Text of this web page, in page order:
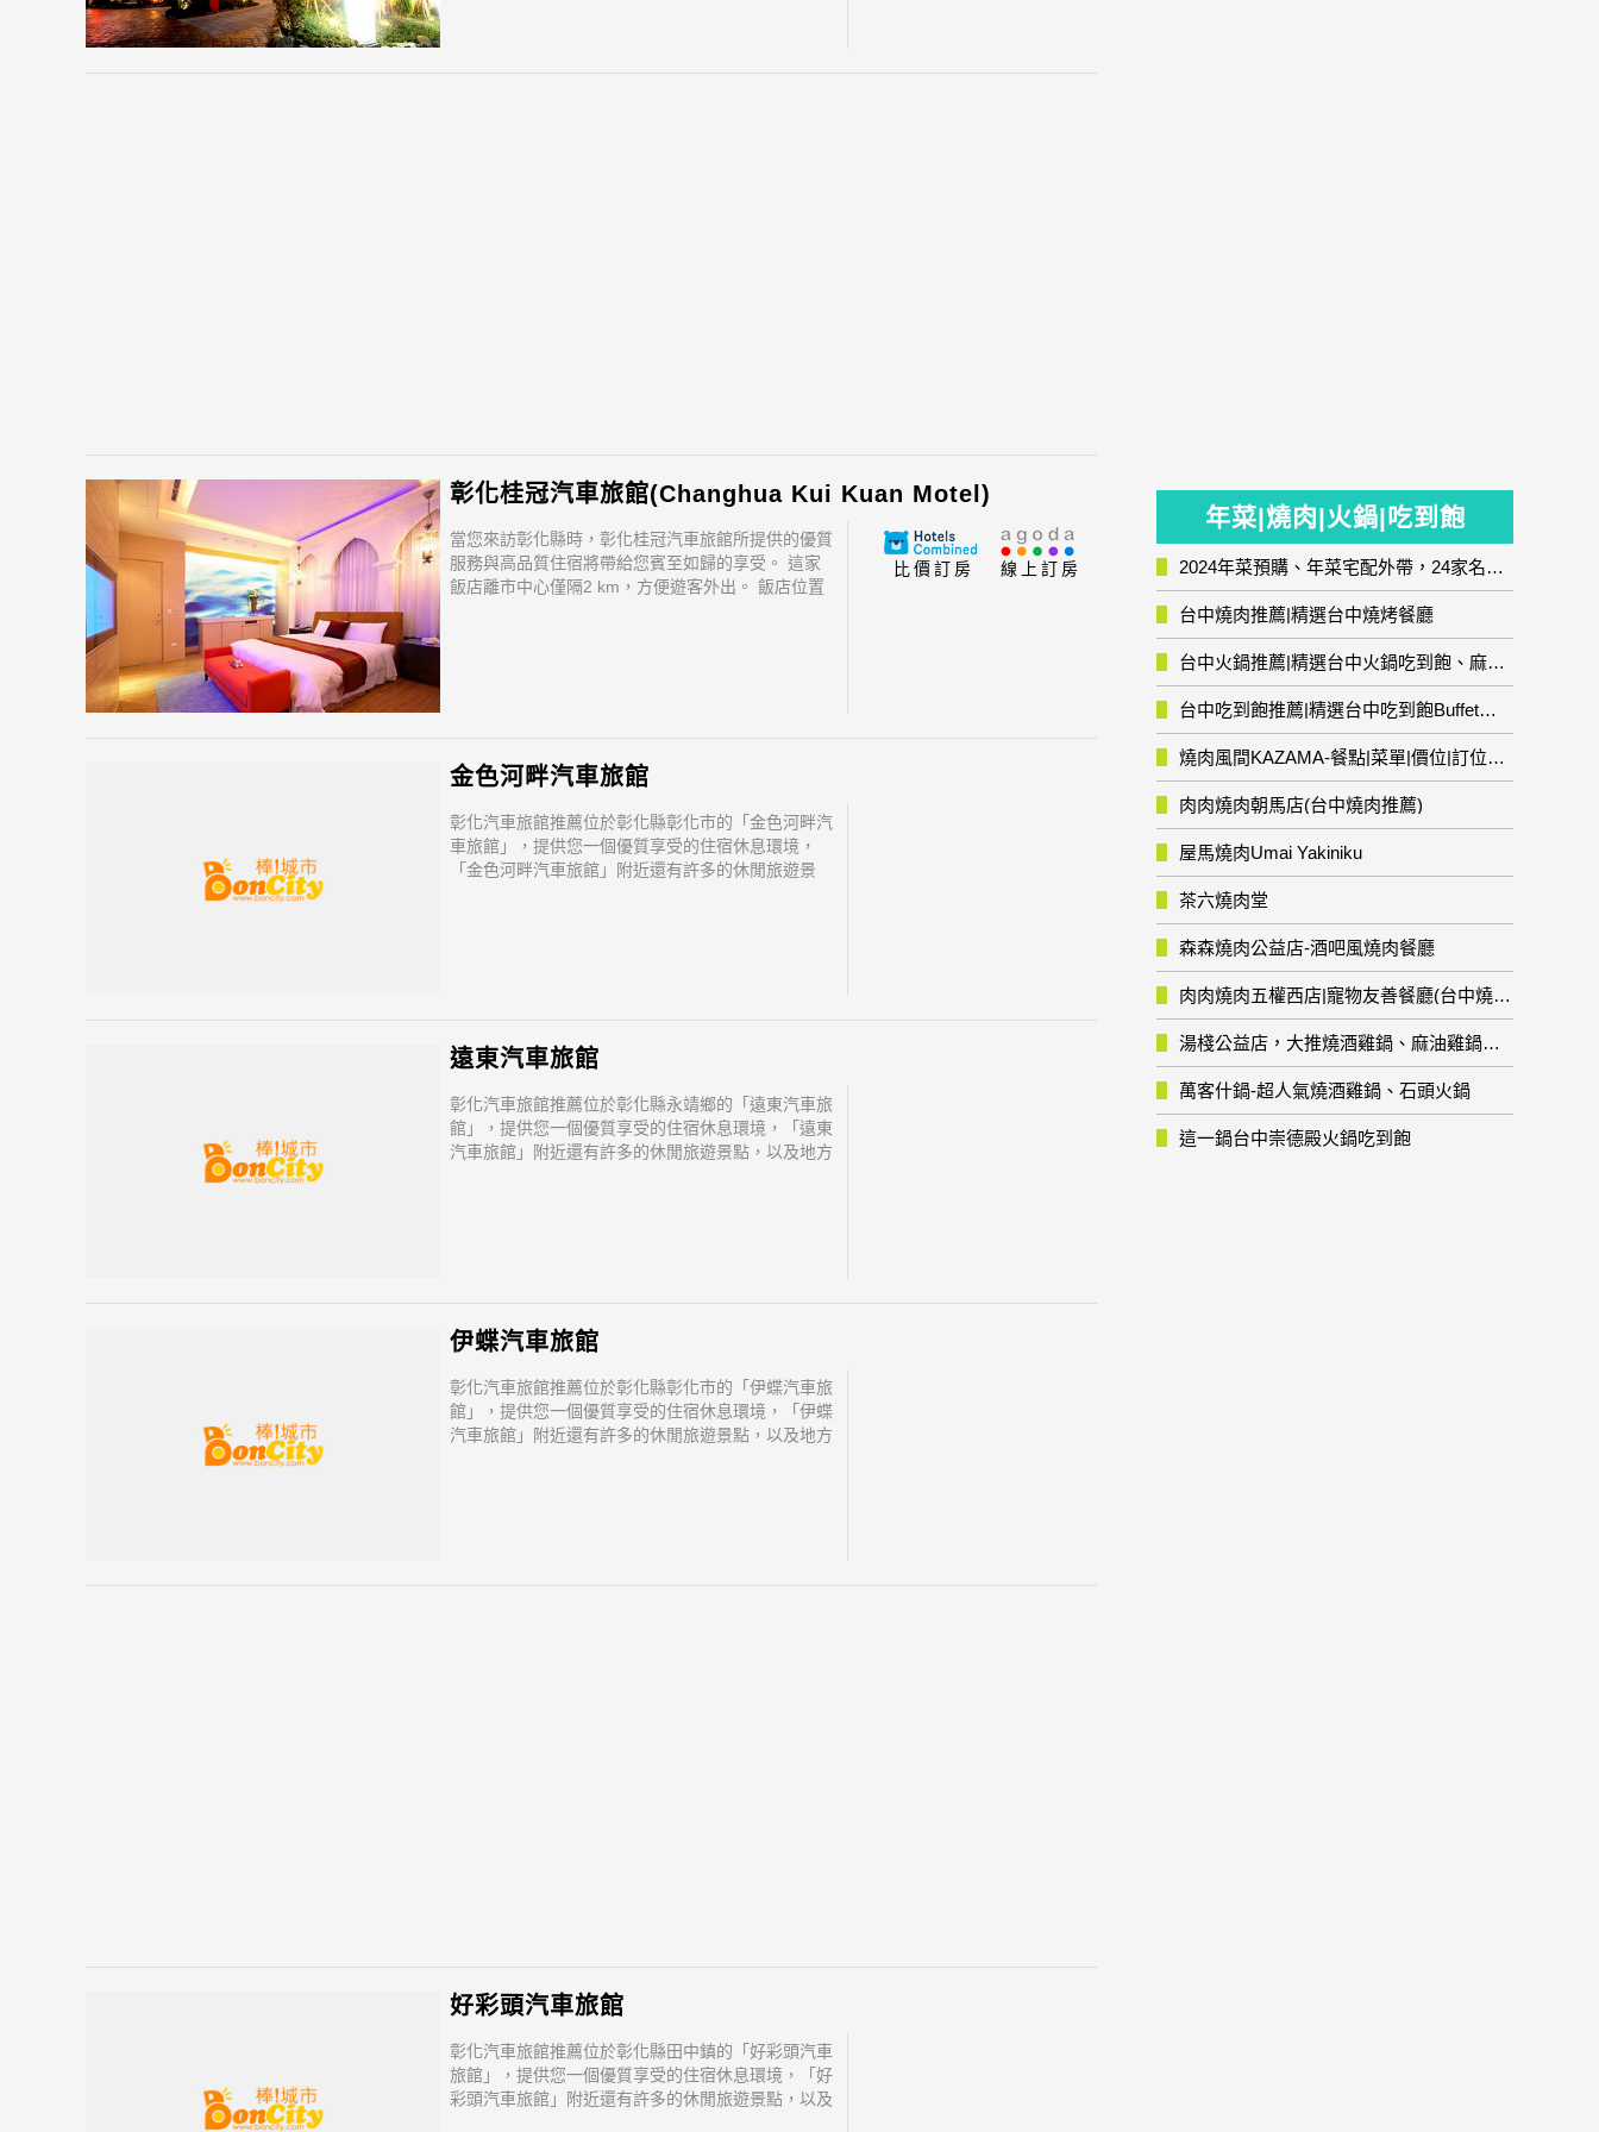
彰化桂冠汽車旅館(Changhua Kui Kuan Motel)
當您來訪彰化縣時，彰化桂冠汽車旅館所提供的優質
服務與高品質住宿將帶給您賓至如歸的享受。 這家
飯店離市中心僅隔2 km，方便遊客外出。 飯店位置
線上訂房
比價訂房
金色河畔汽車旅館
彰化汽車旅館推薦位於彰化縣彰化市的「金色河畔汽
車旅館」，提供您一個優質享受的住宿休息環境，
「金色河畔汽車旅館」附近還有許多的休閒旅遊景
遠東汽車旅館
彰化汽車旅館推薦位於彰化縣永靖鄉的「遠東汽車旅
館」，提供您一個優質享受的住宿休息環境，「遠東
汽車旅館」附近還有許多的休閒旅遊景點，以及地方
伊蝶汽車旅館
彰化汽車旅館推薦位於彰化縣彰化市的「伊蝶汽車旅
館」，提供您一個優質享受的住宿休息環境，「伊蝶
汽車旅館」附近還有許多的休閒旅遊景點，以及地方
好彩頭汽車旅館
彰化汽車旅館推薦位於彰化縣田中鎮的「好彩頭汽車
旅館」，提供您一個優質享受的住宿休息環境，「好
彩頭汽車旅館」附近還有許多的休閒旅遊景點，以及
年菜|燒肉|火鍋|吃到飽
2024年菜預購、年菜宅配外帶，24家名店年菜推薦整理，圍爐輕鬆上菜團圓趣
台中燒肉推薦|精選台中燒烤餐廳
台中火鍋推薦|精選台中火鍋吃到飽、麻辣鍋、鴛鴦鍋、石頭火鍋、酸菜白肉鍋、海鮮鍋、燒酒雞、麻油雞、壽喜燒等熱門人氣火鍋店!
台中吃到飽推薦|精選台中吃到飽Buffet自助餐廳
燒肉風間KAZAMA-餐點|菜單|價位|訂位資訊
肉肉燒肉朝馬店(台中燒肉推薦)
屋馬燒肉Umai Yakiniku
茶六燒肉堂
森森燒肉公益店-酒吧風燒肉餐廳
肉肉燒肉五權西店|寵物友善餐廳(台中燒肉推薦)
湯棧公益店，大推燒酒雞鍋、麻油雞鍋暖暖有夠補
萬客什鍋-超人氣燒酒雞鍋、石頭火鍋
這一鍋台中崇德殿火鍋吃到飽